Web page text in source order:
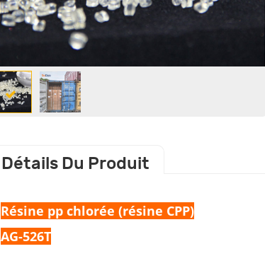
Détails Du Produit
Résine pp chlorée (résine CPP)
AG-526T